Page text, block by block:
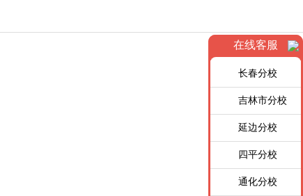
在线客服
长春分校
吉林市分校
延边分校
四平分校
通化分校